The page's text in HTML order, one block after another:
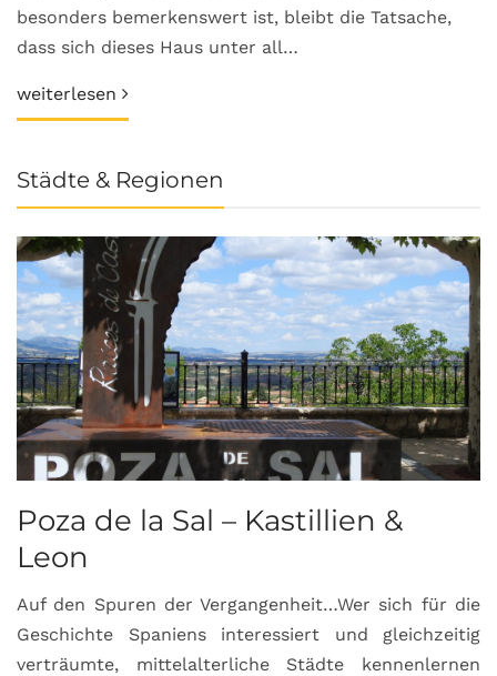
besonders bemerkenswert ist, bleibt die Tatsache,
dass sich dieses Haus unter all…
weiterlesen
Städte & Regionen
Poza de la Sal – Kastillien &
Leon
Auf den Spuren der Vergangenheit…Wer sich für die
Geschichte Spaniens interessiert und gleichzeitig
verträumte, mittelalterliche Städte kennenlernen